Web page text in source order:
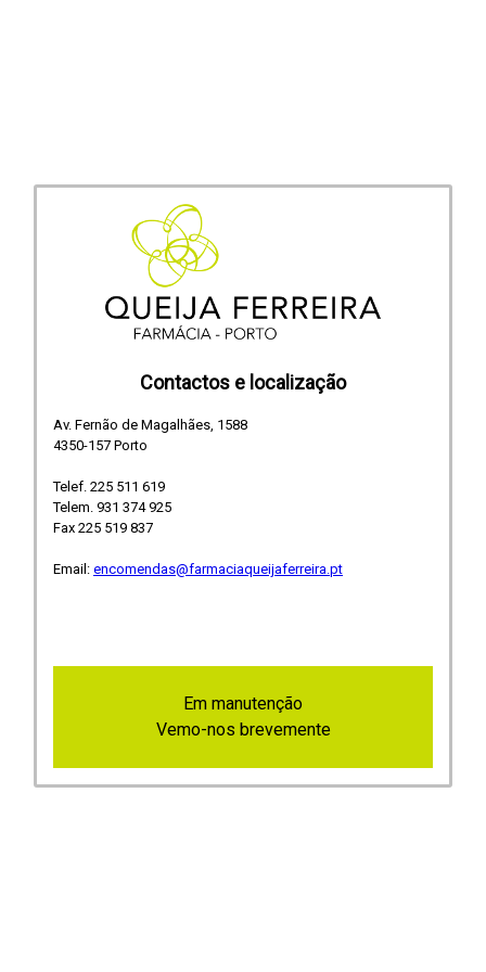
Contactos e localização
Av. Fernão de Magalhães, 1588
4350-157 Porto
Telef. 225 511 619
Telem. 931 374 925
Fax 225 519 837
Email: encomendas@farmaciaqueijaferreira.pt
Em manutenção
Vemo-nos brevemente